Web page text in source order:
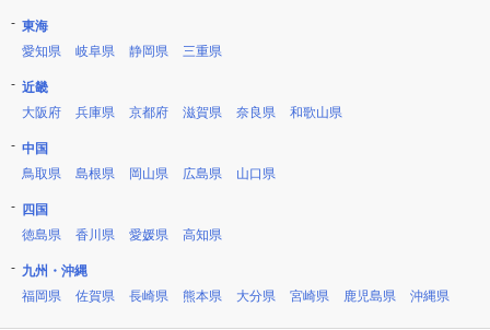
東海
愛知県
岐阜県 静岡県 三重県
近畿
大阪府
兵庫県 京都府 滋賀県 奈良県 和歌山県
中国
鳥取県
島根県 岡山県 広島県 山口県
四国
徳島県
香川県 愛媛県 高知県
九州・沖縄
福岡県
佐賀県 長崎県 熊本県 大分県 宮崎県 鹿児島県 沖縄県